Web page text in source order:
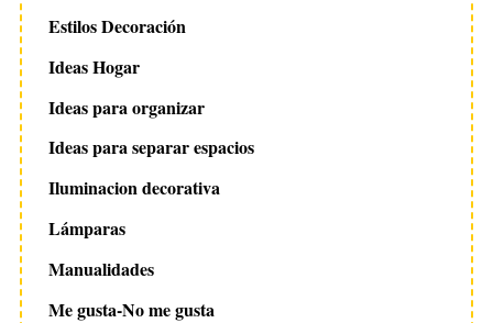
Estilos Decoración
Ideas Hogar
Ideas para organizar
Ideas para separar espacios
Iluminacion decorativa
Lámparas
Manualidades
Me gusta-No me gusta